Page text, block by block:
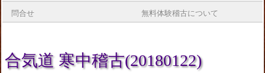
問合せ 無料体験稽古について
合気道 寒中稽古(20180122)